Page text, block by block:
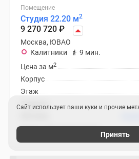
Помещение
Студия 22.20 м2
9 270 720 ₽
Москва, ЮВАО
Калитники
9 мин.
Цена за м2
Корпус
Этаж
Отделка
Сайт использует ваши куки и прочие
Принять